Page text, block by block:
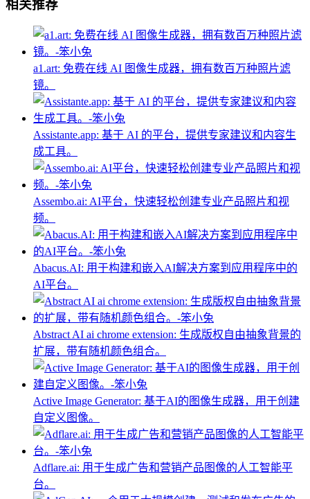
相关推荐
a1.art: 免费在线 AI 图像生成器，拥有数百万种照片滤
镜。
Assistante.app: 基于 AI 的平台，提供专家建议和内容生
成工具。
Assembo.ai: AI平台，快速轻松创建专业产品照片和视
频。
Abacus.AI: 用于构建和嵌入AI解决方案到应用程序中的
AI平台。
Abstract AI ai chrome extension: 生成版权自由抽象背景的
扩展，带有随机颜色组合。
Active Image Generator: 基于AI的图像生成器，用于创建
自定义图像。
Adflare.ai: 用于生成广告和营销产品图像的人工智能平
台。